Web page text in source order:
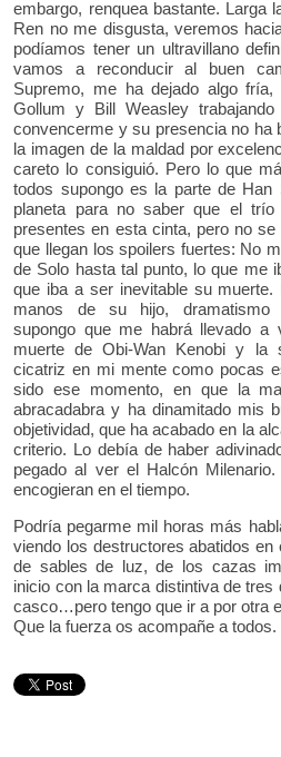
embargo, renquea bastante. Larga
Ren no me disgusta, veremos
podíamos tener un ultravillano
vamos a reconducir al buen
Supremo, me ha dejado algo
Gollum y Bill Weasley
convencerme y su presencia no ha
la imagen de la maldad por
careto lo consiguió. Pero lo que
todos supongo es la parte de
planeta para no saber que el trío
presentes en esta cinta, pero no
que llegan los spoilers fuertes: No
de Solo hasta tal punto, lo que me
que iba a ser inevitable su
manos de su hijo, dramatismo
supongo que me habrá llevado a
muerte de Obi-Wan Kenobi y la
cicatriz en mi mente como pocas
sido ese momento, en que la
abracadabra y ha dinamitado mis
objetividad, que ha acabado en la
criterio. Lo debía de haber
pegado al ver el Halcón
encogieran en el tiempo.
Podría pegarme mil horas más
viendo los destructores abatidos
de sables de luz, de los cazas
inicio con la marca distintiva de tres
casco…pero tengo que ir a por otra
Que la fuerza os acompañe a